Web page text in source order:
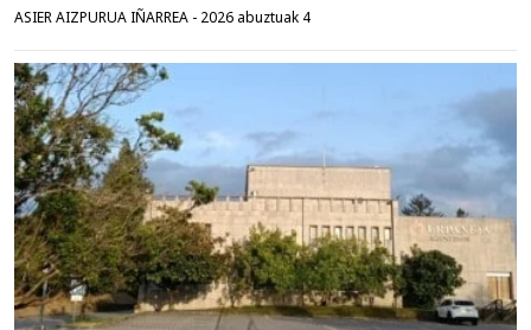
ASIER AIZPURUA IÑARREA - 2026 abuztuak 4